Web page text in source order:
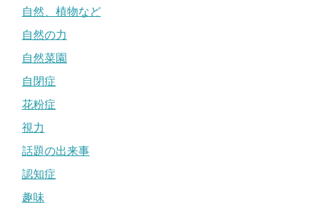
自然、植物など
自然の力
自然菜園
自閉症
花粉症
視力
話題の出来事
認知症
趣味